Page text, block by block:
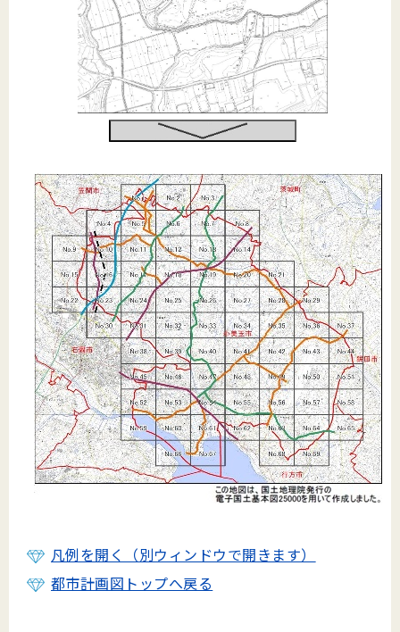
凡例を開く（別ウィンドウで開きます）
都市計画図トップへ戻る